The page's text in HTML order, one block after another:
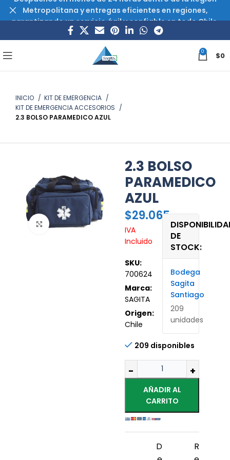
0 $0
INICIO
KIT DE EMERGENCIA
KIT DE EMERGENCIA ACCESORIOS
2.3 BOLSO PARAMEDICO AZUL
Haz clic para ampliar
2.3 BOLSO
PARAMEDICO
AZUL
$29.065
IVA
Incluido
SKU:
700624
Marca:
SAGITA
Origen:
Chile
DE
STOCK:
Bodega
Sagita
Santiago
209
unidades
209 disponibles
AÑADIR AL
CARRITO
D
R
Metropolitana y entregas eficientes en regiones,
garantizando un servicio ágil y confiable en todo Chile.